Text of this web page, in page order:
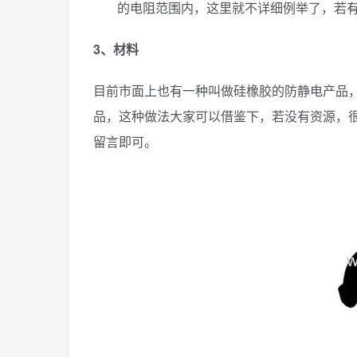
的电阻范围内，这里就不详细例举了，若
3、材料
目前市面上也有一种叫做硅橡胶的防静电产
品，这种做法大家可以借鉴下，若没有资源
留言即可。